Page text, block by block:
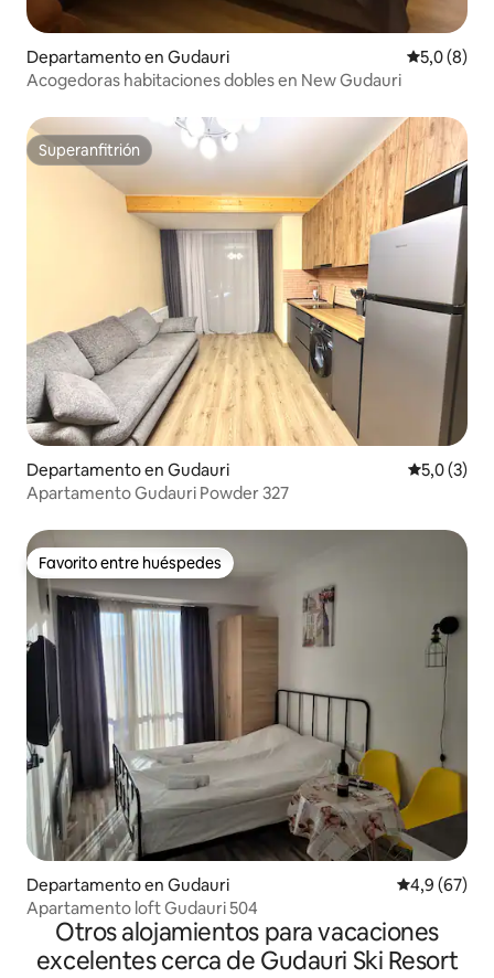
Departamento en Gudauri
5,0 (8)
Acogedoras habitaciones dobles en New Gudauri
Superanfitrión
Superanfitrión
Departamento en Gudauri
5,0 (3)
Apartamento Gudauri Powder 327
Favorito entre huéspedes
Favorito entre huéspedes
Departamento en Gudauri Calificación
4,9 (67)
Apartamento loft Gudauri 504
Otros alojamientos para vacaciones
excelentes cerca de Gudauri Ski Resort